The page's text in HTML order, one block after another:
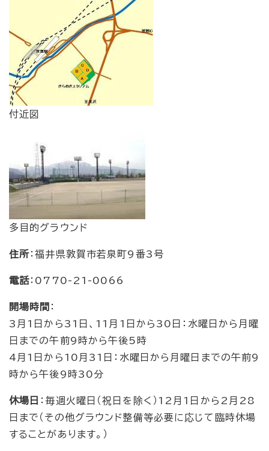
付近図
多目的グラウンド
住所：福井県敦賀市若泉町9番3号
電話：0770-21-0066
開場時間 ：
3月1日から31日、11月1日から30日：水曜日から月曜
日までの午前9時から午後5時
4月1日から10月31日：水曜日から月曜日までの午前9
時から午後9時30分
休場日 ：毎週火曜日（祝日を除く）12月1日から2月28
日まで（その他グラウンド整備等必要に応じて臨時休場
することがあります。）